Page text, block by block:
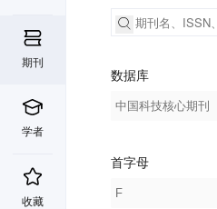
期刊
学者
收藏
数据库
中国科技核心期刊
首字母
F